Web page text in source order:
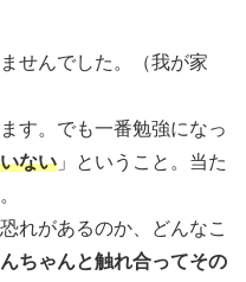
せんでした。（我が家
す。でも一番勉強になっ
ない 」ということ。当た
れがあるのか、どんなこ
ちゃんと触れ合ってその